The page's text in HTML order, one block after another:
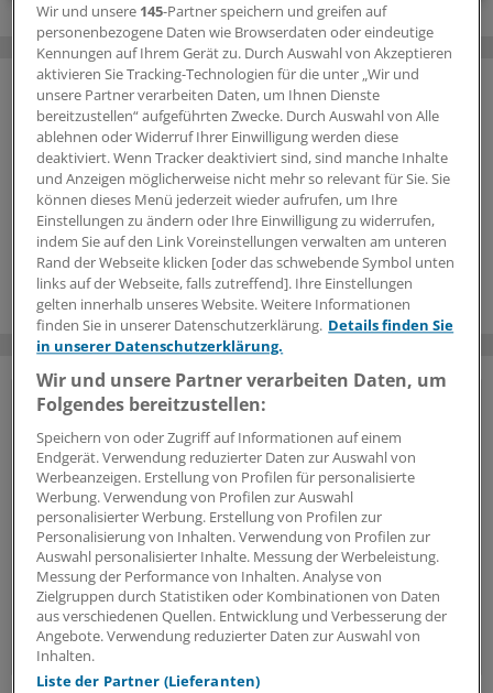
Vorteile des Logins
Über unserkostenloses Loginerhalten Ärzte und
Ärztinnen sowie andere Mitarbeiter der
Gesundheitsbranche Zugriff auf mehr
Hintergründe, Interviews und Praxis-Tipps.
Jetzt anmelden »
Kostenlos registrieren »
Wir und unsere 145-Partner speichern und greifen auf
personenbezogene Daten wie Browserdaten oder eindeutige
Kennungen auf Ihrem Gerät zu. Durch Auswahl von Akzeptieren
aktivieren Sie Tracking-Technologien für die unter „Wir und
unsere Partner verarbeiten Daten, um Ihnen Dienste
bereitzustellen“ aufgeführten Zwecke. Durch Auswahl von Alle
ablehnen oder Widerruf Ihrer Einwilligung werden diese
deaktiviert. Wenn Tracker deaktiviert sind, sind manche Inhalte
und Anzeigen möglicherweise nicht mehr so relevant für Sie. Sie
können dieses Menü jederzeit wieder aufrufen, um Ihre
Einstellungen zu ändern oder Ihre Einwilligung zu widerrufen,
indem Sie auf den Link Voreinstellungen verwalten am unteren
Rand der Webseite klicken [oder das schwebende Symbol unten
links auf der Webseite, falls zutreffend]. Ihre Einstellungen
gelten innerhalb unseres Website. Weitere Informationen
finden Sie in unserer Datenschutzerklärung. Details finden Sie
in unserer Datenschutzerklärung.
Wir und unsere Partner verarbeiten Daten, um
Folgendes bereitzustellen:
Speichern von oder Zugriff auf Informationen auf einem
Endgerät. Verwendung reduzierter Daten zur Auswahl von
Werbeanzeigen. Erstellung von Profilen für personalisierte
Werbung. Verwendung von Profilen zur Auswahl
personalisierter Werbung. Erstellung von Profilen zur
Personalisierung von Inhalten. Verwendung von Profilen zur
Auswahl personalisierter Inhalte. Messung der Werbeleistung.
Messung der Performance von Inhalten. Analyse von
Zielgruppen durch Statistiken oder Kombinationen von Daten
aus verschiedenen Quellen. Entwicklung und Verbesserung der
Angebote. Verwendung reduzierter Daten zur Auswahl von
Inhalten.
Liste der Partner (Lieferanten)